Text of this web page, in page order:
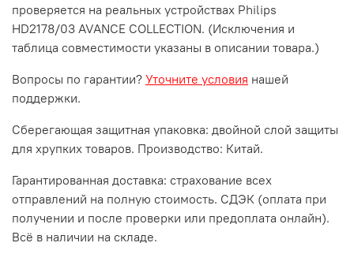
проверяется на реальных устройствах Philips
HD2178/03 AVANCE COLLECTION. (Исключения и
таблица совместимости указаны в описании товара.)
Вопросы по гарантии? Уточните условия нашей
поддержки.
Сберегающая защитная упаковка: двойной слой защиты
для хрупких товаров. Производство: Китай.
Гарантированная доставка: страхование всех
отправлений на полную стоимость. СДЭК (оплата при
получении и после проверки или предоплата онлайн).
Всё в наличии на складе.